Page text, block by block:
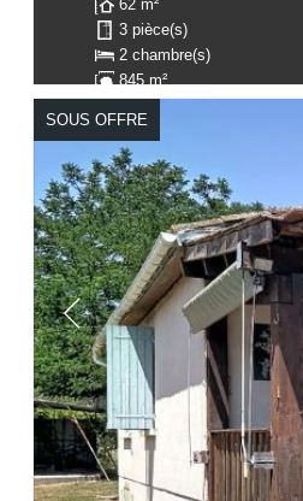
62 m²
3 pièce(s)
2 chambre(s)
845 m²
SOUS OFFRE